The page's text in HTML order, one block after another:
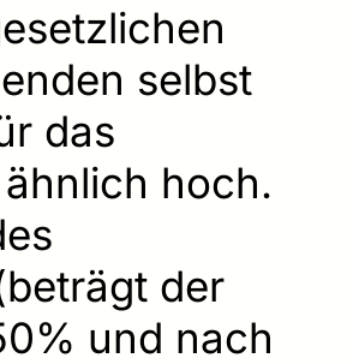
selbst
das
hoch.
der
und nach